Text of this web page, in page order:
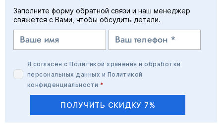
Заполните форму обратной связи и наш менеджер
свяжется с Вами, чтобы обсудить детали.
Я согласен сПолитикой хранения и обработки
персональных данных и Политикой
конфиденциальности *
ПОЛУЧИТЬ СКИДКУ 7%